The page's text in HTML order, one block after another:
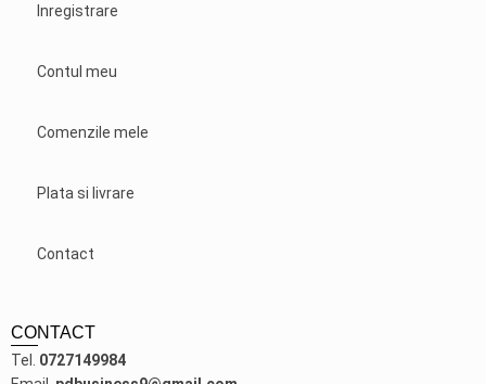
Inregistrare
Contul meu
Comenzile mele
Plata si livrare
Contact
CONTACT
Tel. 0727149984